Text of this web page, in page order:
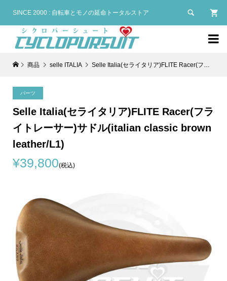
SINCE 2000 : 自転車とモノの延命トータルストア 

商品 selle ITALIA Selle Italia(セライタリア)FLITE Racer(フライトレーサー)サドル(italian classic brown leather/L1)
パーツ
Selle Italia(セライタリア)FLITE Racer(フラ
イトレーサー)サドル(italian classic brown
leather/L1)
¥39,800(税込)